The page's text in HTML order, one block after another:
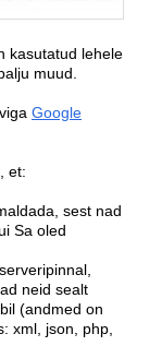
kasutatud lehele
muud.
Google
et:
sest nad
Sa oled
neid sealt
(andmed on
xml, json, php,